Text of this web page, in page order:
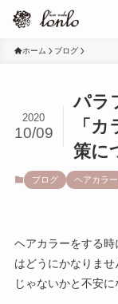
ホーム ブログ
パラ
「
策に
2020
10/09
ブログ ヘアカラー
ヘアカラーをする
はどうにかなりま
じゃないかと不安に